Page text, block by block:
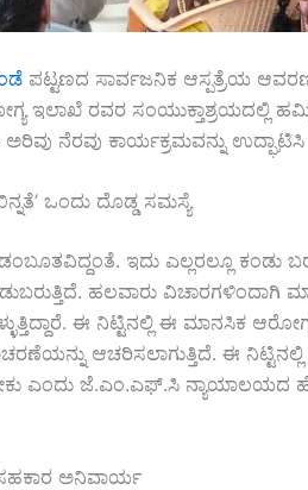
ಪಟ್ಟಣದ ಸಾರ್ವಜನಿಕ ಆಸ್ಪತ್ರೆಯ
ಇಲಾಖೆ ರವರ ಸಂಯುಕ್ತಾಶ್ರಯದಲ್ಲಿ
ಅರಿವು ನೆರವು ಕಾರ್ಯಕ್ರಮವನ್ನು
ಒಂದು ದೊಡ್ಡ ಸಮಸ್ಯೆ
ಇದು ಎಲ್ಲರಲ್ಲೂ ಕಂಡು
ಹಲವಾರು ವಿಚಾರಗಳಿಂದಾಗಿ
ಈ ನಿಟ್ಟಿನಲ್ಲಿ ಈ ಮಾನಸಿಕ
ಆಚರಿಸಲಾಗುತ್ತಿದೆ. ಈ
ಎಂದು ಜೆ.ಎಂ.ಎಫ್.ಸಿ ನ್ಯಾಯಾಲಯದ
ಅನಿವಾರ್ಯ